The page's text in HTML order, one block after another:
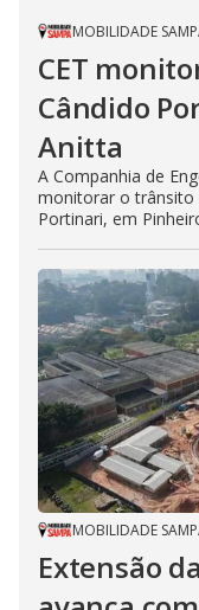
MOBILIDADE
CET
Cândido
Anitta
A Companhia de
monitorar o trânsito
Portinari, em
MOBILIDADE
Extensão